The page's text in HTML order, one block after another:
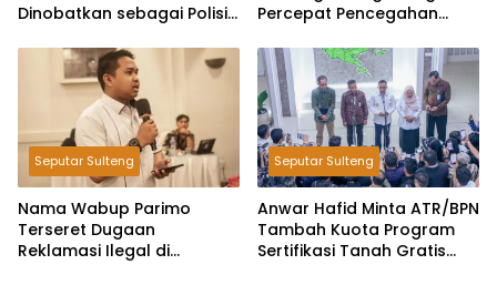
Dinobatkan sebagai Polisi
Anak
Percepat Pencegahan
Seputar Sulteng
Nama Wabup Parimo
Terseret Dugaan
Reklamasi Ilegal di
Seputar Sulteng
Anwar Hafid Minta ATR/BPN
Tambah Kuota Program
Sertifikasi Tanah Gratis